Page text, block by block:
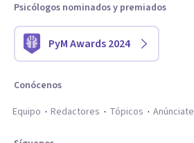
Psicólogos nominados y premiados
PyM Awards 2024
Conócenos
Equipo
Redactores Tópicos Anúnciate